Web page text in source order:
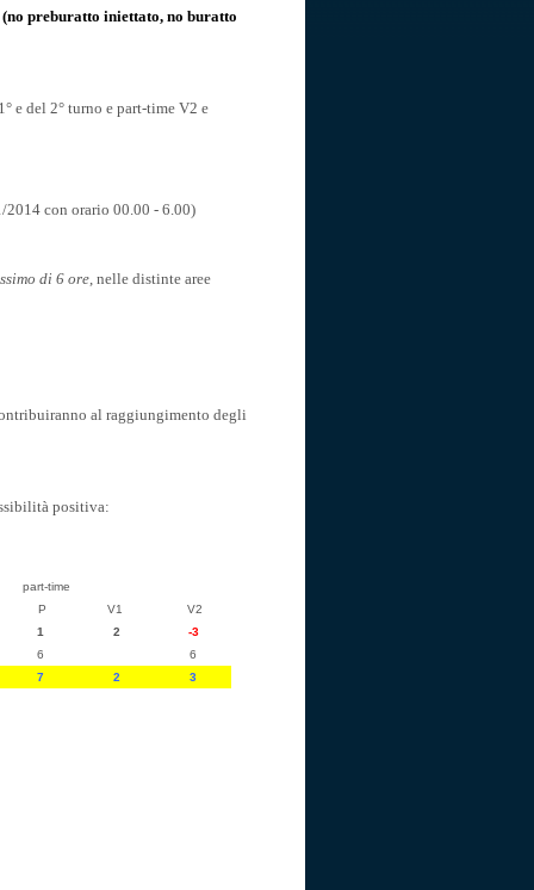
(no preburatto iniettato, no buratto
e del 2° turno e part-time V2 e
con orario 00.00 - 6.00)
di 6 ore, nelle distinte aree
al raggiungimento degli
positiva:
P
V1
V2
1
2
-3
6
6
7
2 3